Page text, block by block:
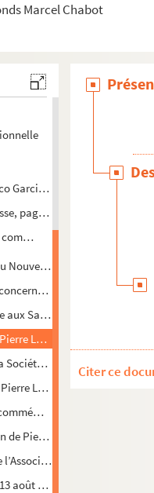
Marcel Chabot
: coupures de presse et
Garcia Lorca par François
page littéraire
de Pierre Loti
Nouveau Messager de la
principalement le
Sables d’Olonne : coupures
Loti : carte postale
des gens de Lettres
Loti dans la Chronique
pour le
de Pierre Loti », manuscrit de
internationale
août 1950
Citer ce